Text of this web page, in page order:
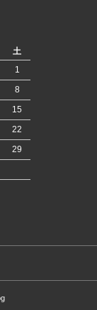
土
1
8
15
22
29